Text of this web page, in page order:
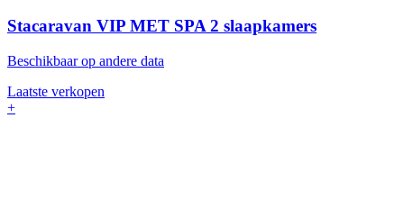
Stacaravan VIP MET SPA 2 slaapkamers
Beschikbaar op andere data
Laatste verkopen
+